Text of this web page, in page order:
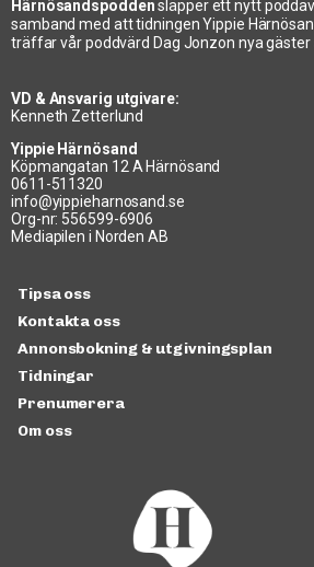
Härnösandspoddensläpper ett nytt
samband med att tidningen Yippie
träffar vår poddvärd Dag Jonzon nya gäster
VD & Ansvarig utgivare:
Kenneth Zetterlund
Yippie Härnösand
Köpmangatan 12 A Härnösand
0611-511320
info@yippieharnosand.se
Org-nr: 556599-6906
Mediapilen i Norden AB
Tipsa oss
Kontakta oss
Annonsbokning & utgivningsplan
Tidningar
Prenumerera
Om oss